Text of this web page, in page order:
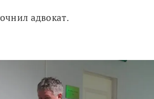
адвокат.